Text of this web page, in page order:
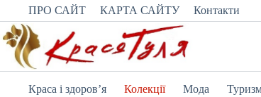
Перейти
вмісту
ПРО САЙТ КАРТА САЙТУ Контакти
Краса і здоров’я Колекції Мода